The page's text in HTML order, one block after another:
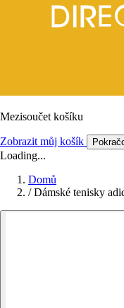
Mezisoučet košíku
Zobrazit můj košík
Loading...
Domů
/ Dámské tenisky